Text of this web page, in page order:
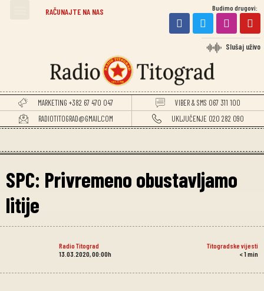
RAČUNAJTE NA NAS Budimo drugovi:
Slušaj uživo
MARKETING +382 67 470 047
VIBER & SMS 067 311 100
RADIOTITOGRAD@GMAIL.COM
UKLJUČENJE 020 282 090
SPC: Privremeno obustavljamo
litije
Radio Titograd
Titogradske vijesti
13.03.2020, 00:00h
< 1 min